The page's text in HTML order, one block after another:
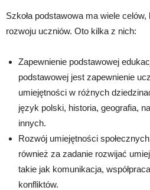
Szkoła podstawowa ma wiele
rozwoju uczniów. Oto kilka z nich:
Zapewnienie podstawowej
podstawowej jest zapewnienie
umiejętności w różnych
język polski, historia, geografia,
innych.
Rozwój umiejętności
również za zadanie rozwijać
takie jak komunikacja,
konfliktów.